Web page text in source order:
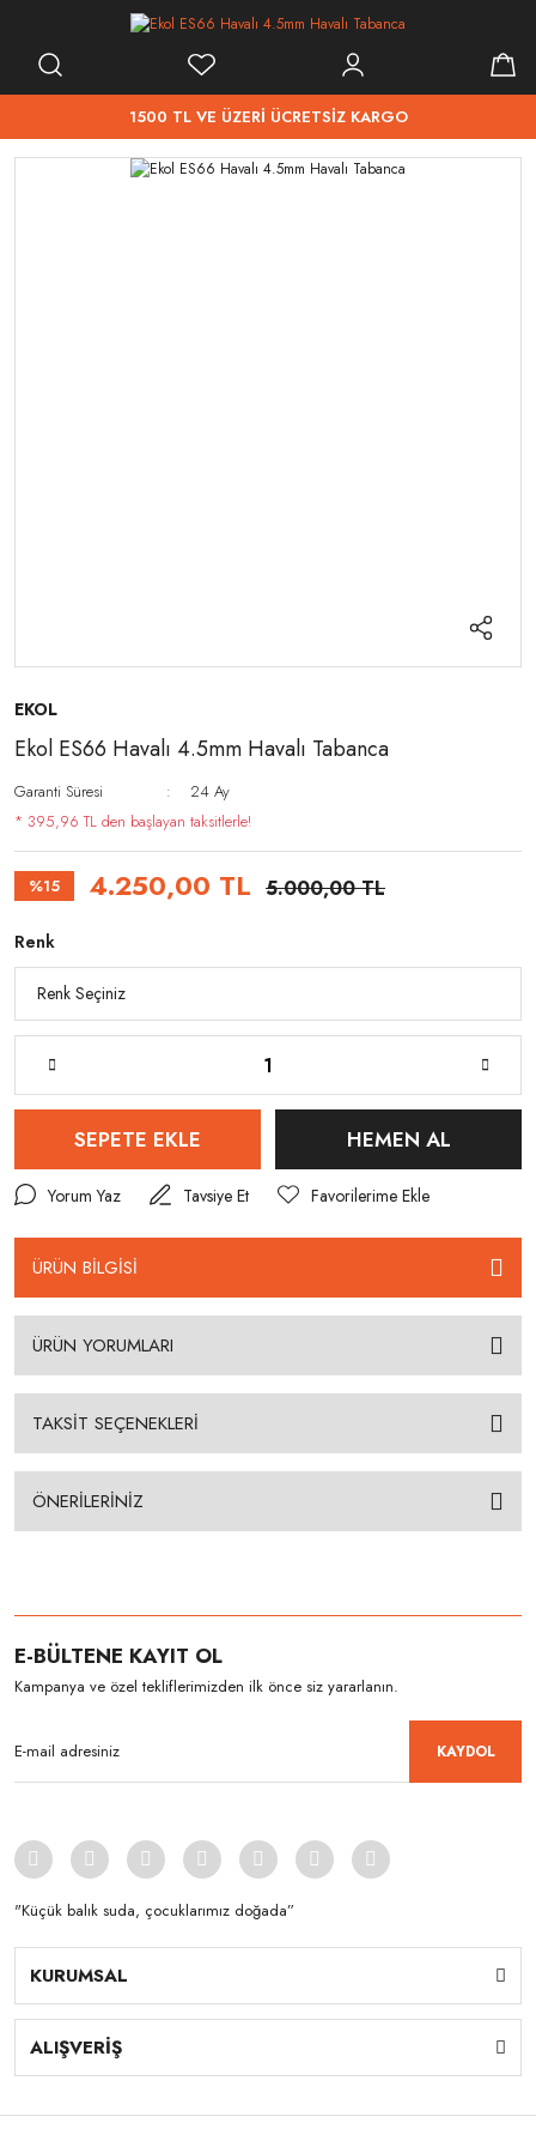
1500 TL VE ÜZERİ ÜCRETSİZ KARGO
EKOL
Ekol ES66 Havalı 4.5mm Havalı Tabanca
Garanti Süresi
24 Ay
* 395,96 TL den başlayan taksitlerle!
%15 4.250,00 TL 5.000,00 TL
Renk
SEPETE EKLE HEMEN AL
Yorum Yaz Tavsiye Et
ÜRÜN BİLGİSİ
ÜRÜN YORUMLARI
TAKSİT SEÇENEKLERİ
ÖNERİLERİNİZ
E-BÜLTENE KAYIT OL
Kampanya ve özel tekliflerimizden ilk önce siz yararlanın.
KAYDOL
"Küçük balık suda, çocuklarımız doğada”
KURUMSAL
ALIŞVERİŞ